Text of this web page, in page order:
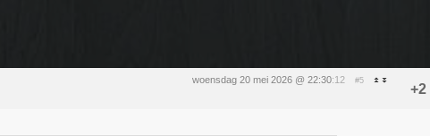
woensdag 20 mei 2026 @ 22:30:12 #5